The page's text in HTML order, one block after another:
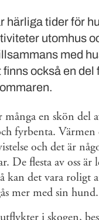
härliga tider för
utomhus
med
också en del
en skön del
fyrbenta. Värmen
och det är
De flesta av oss är
kan det vara roligt
mer med sin hund.